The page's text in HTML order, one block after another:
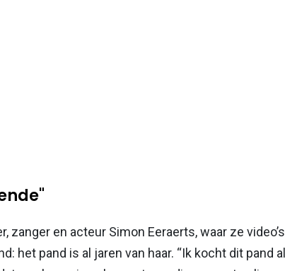
zanger en acteur Simon Eeraerts, waar ze video’s
het pand is al jaren van haar. “Ik kocht dit pand al